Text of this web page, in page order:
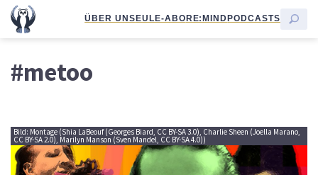
ÜBER UNSEULE-ABORE:MINDPODCASTS
#metoo
Bild: Montage (Shia LaBeouf (Georges Biard, CC BY-SA 3.0), Charlie Sheen (Joella Marano,
CC BY-SA 2.0), Marilyn Manson (Sven Mandel, CC BY-SA 4.0))